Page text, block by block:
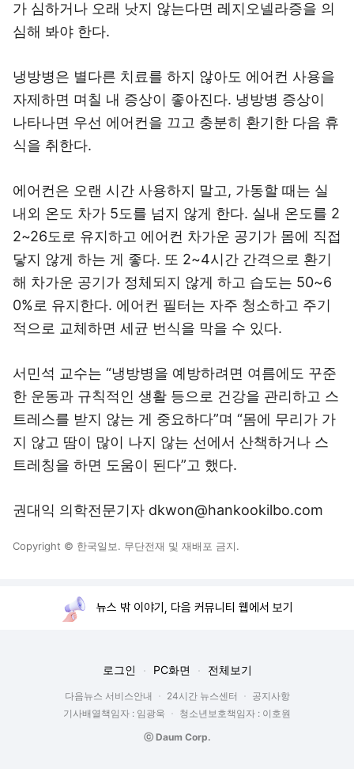
가 심하거나 오래 낫지 않는다면 레지오넬라증을 의
심해 봐야 한다.
냉방병은 별다른 치료를 하지 않아도 에어컨 사용을
자제하면 며칠 내 증상이 좋아진다. 냉방병 증상이
나타나면 우선 에어컨을 끄고 충분히 환기한 다음 휴
식을 취한다.
에어컨은 오랜 시간 사용하지 말고, 가동할 때는 실
내외 온도 차가 5도를 넘지 않게 한다. 실내 온도를 2
2~26도로 유지하고 에어컨 차가운 공기가 몸에 직접
닿지 않게 하는 게 좋다. 또 2~4시간 간격으로 환기
해 차가운 공기가 정체되지 않게 하고 습도는 50~6
0%로 유지한다. 에어컨 필터는 자주 청소하고 주기
적으로 교체하면 세균 번식을 막을 수 있다.
서민석 교수는 “냉방병을 예방하려면 여름에도 꾸준
한 운동과 규칙적인 생활 등으로 건강을 관리하고 스
트레스를 받지 않는 게 중요하다”며 “몸에 무리가 가
지 않고 땀이 많이 나지 않는 선에서 산책하거나 스
트레칭을 하면 도움이 된다”고 했다.
권대익 의학전문기자 dkwon@hankookilbo.com
Copyright © 한국일보. 무단전재 및 재배포 금지.
뉴스 밖 이야기, 다음 커뮤니티 웹에서 보기
로그인 PC화면 전체보기
다음뉴스 서비스안내 24시간 뉴스센터
공지사항
기사배열책임자 : 임광욱
청소년보호책임자 : 이호원
ⓒ Daum Corp.